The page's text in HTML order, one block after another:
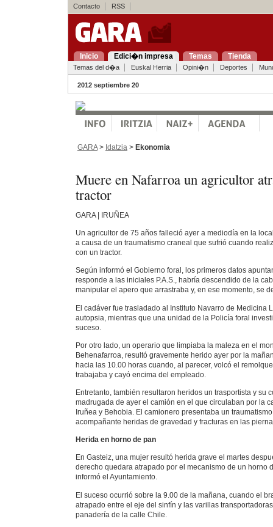
Contacto RSS
Inicio Edici�n impresa Temas Tienda
Temas del d�a Euskal Herria Opini�n Deportes
2012 septiembre 20
GARA> Idatzia > Ekonomia
Muere en Nafarroa un agricultor
tractor
GARA | IRUÑEA
Un agricultor de 75 años falleció ayer a mediodía en la
a causa de un traumatismo craneal que sufrió cuando
con un tractor.
Según informó el Gobierno foral, los primeros datos
responde a las iniciales P.A.S., habría descendido de la
manipular el apero que arrastraba y, en ese momento, se
El cadáver fue trasladado al Instituto Navarro de Medicina
autopsia, mientras que una unidad de la Policía foral
suceso.
Por otro lado, un operario que limpiaba la maleza en el
Behenafarroa, resultó gravemente herido ayer por la
hacia las 10.00 horas cuando, al parecer, volcó el
trabajaba y cayó encima del empleado.
Entretanto, también resultaron heridos un trasportista y su
madrugada de ayer el camión en el que circulaban por la
Iruñea y Behobia. El camionero presentaba un
acompañante heridas de gravedad y fracturas en las
Herida en horno de pan
En Gasteiz, una mujer resultó herida grave el martes
derecho quedara atrapado por el mecanismo de un horno
informó el Ayuntamiento.
El suceso ocurrió sobre la 9.00 de la mañana, cuando el
atrapado entre el eje del sinfín y las varillas
panadería de la calle Chile.